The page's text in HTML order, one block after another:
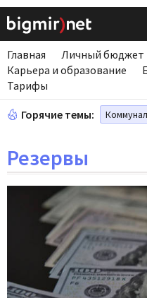
Главная Личный бюджет
Карьера и образование
Тарифы
Горячие темы:
Резервы